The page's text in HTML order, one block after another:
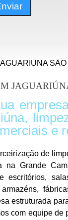
e
de
na Grande
escritórios,
estruturada
com equipe